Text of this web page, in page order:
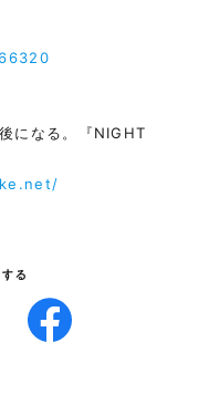
になる。『NIGHT
る